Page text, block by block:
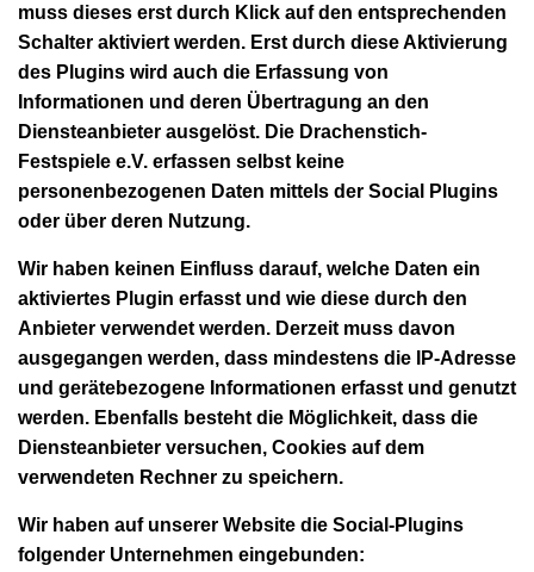
muss dieses erst durch Klick auf den entsprechenden
Schalter aktiviert werden. Erst durch diese Aktivierung
des Plugins wird auch die Erfassung von
Informationen und deren Übertragung an den
Diensteanbieter ausgelöst. Die Drachenstich-
Festspiele e.V. erfassen selbst keine
personenbezogenen Daten mittels der Social Plugins
oder über deren Nutzung.
Wir haben keinen Einfluss darauf, welche Daten ein
aktiviertes Plugin erfasst und wie diese durch den
Anbieter verwendet werden. Derzeit muss davon
ausgegangen werden, dass mindestens die IP-Adresse
und gerätebezogene Informationen erfasst und genutzt
werden. Ebenfalls besteht die Möglichkeit, dass die
Diensteanbieter versuchen, Cookies auf dem
verwendeten Rechner zu speichern.
Wir haben auf unserer Website die Social-Plugins
folgender Unternehmen eingebunden: